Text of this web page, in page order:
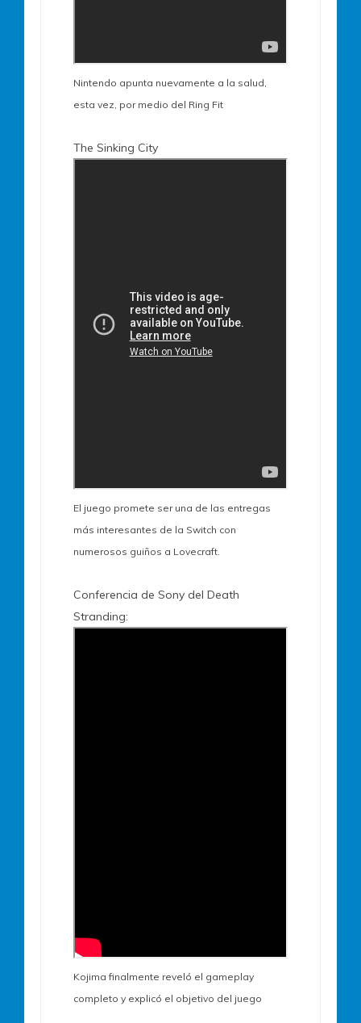
Nintendo apunta nuevamente a la salud,
esta vez, por medio del Ring Fit
The Sinking City
El juego promete ser una de las entregas
más interesantes de la Switch con
numerosos guiños a Lovecraft.
Conferencia de Sony del Death
Stranding:
Kojima finalmente reveló el gameplay
completo y explicó el objetivo del juego